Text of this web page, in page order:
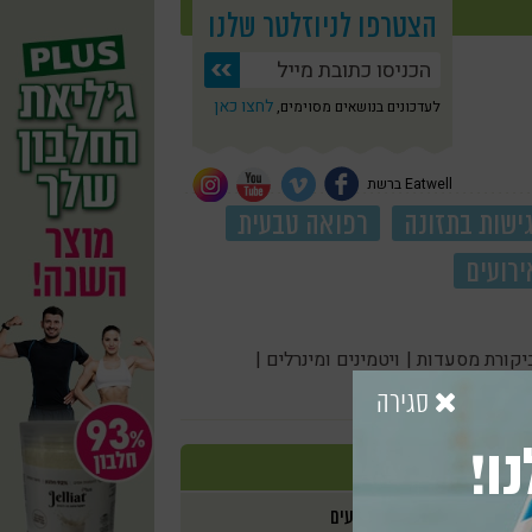
הצטרפו לניוזלטר שלנו
לעדכונים בנושאים מסוימים, לחצו כאן
Eatwell ברשת
גישות בתזונה
רפואה טבעית
מסעדות | ויטמינים ומינרלים |
אירועים
סגירה